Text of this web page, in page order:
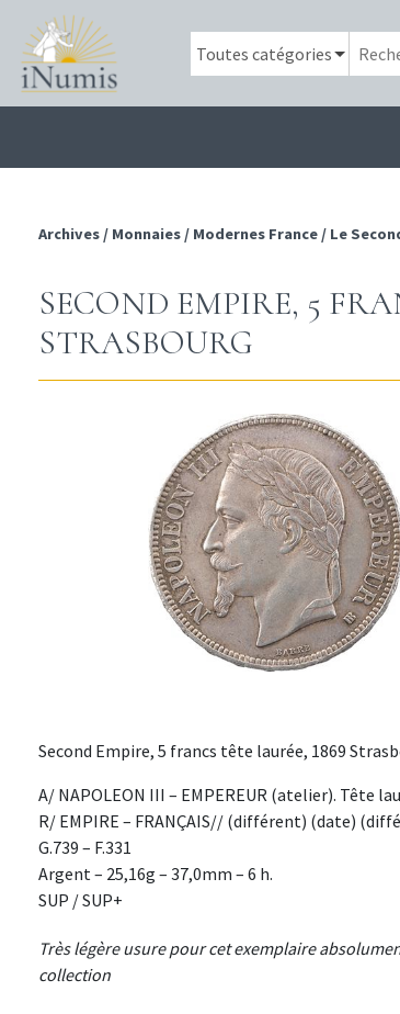
Archives / Monnaies / Modernes France / Le
SECOND EMPIRE, 5
STRASBOURG
Second Empire, 5 francs tête laurée, 1869
A/ NAPOLEON III – EMPEREUR (atelier). Tête
R/ EMPIRE – FRANÇAIS// (différent) (date)
G.739 – F.331
Argent – 25,16g – 37,0mm – 6 h.
SUP / SUP+
Très légère usure pour cet exemplaire
collection